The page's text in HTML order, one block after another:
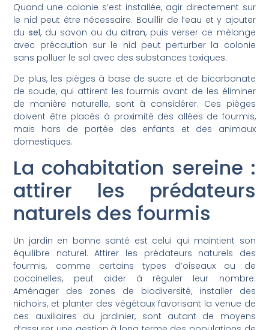
Quand une colonie s’est installée, agir directement sur
le nid peut être nécessaire. Bouillir de l’eau et y ajouter
du sel, du savon ou ducitron, puis verser ce mélange
avec précaution sur le nid peut perturber la colonie
sans polluer le sol avec des substances toxiques.
De plus, les pièges à base de sucre et de bicarbonate
de soude, qui attirent les fourmis avant de les éliminer
de manière naturelle, sont à considérer. Ces pièges
doivent être placés à proximité des allées de fourmis,
mais hors de portée des enfants et des animaux
domestiques.
La cohabitation sereine :
attirer les prédateurs
naturels des fourmis
Un jardin en bonne santé est celui qui maintient son
équilibre naturel. Attirer les prédateurs naturels des
fourmis, comme certains types d’oiseaux ou de
coccinelles, peut aider à réguler leur nombre.
Aménager des zones de biodiversité, installer des
nichoirs, et planter des végétaux favorisant la venue de
ces auxiliaires du jardinier, sont autant de moyens